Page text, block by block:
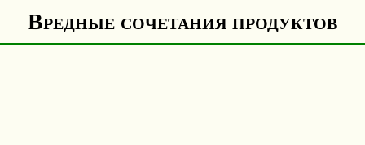
Вредные сочетания продуктов